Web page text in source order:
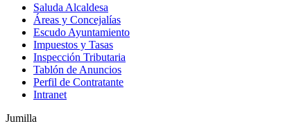
Saluda Alcaldesa
Áreas y Concejalías
Escudo Ayuntamiento
Impuestos y Tasas
Inspección Tributaria
Tablón de Anuncios
Perfil de Contratante
Intranet
Jumilla